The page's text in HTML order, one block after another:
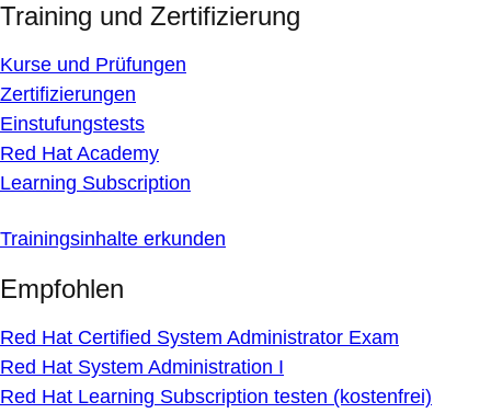
Training und Zertifizierung
Kurse und Prüfungen
Zertifizierungen
Einstufungstests
Red Hat Academy
Learning Subscription
Trainingsinhalte erkunden
Empfohlen
Red Hat Certified System Administrator Exam
Red Hat System Administration I
Red Hat Learning Subscription testen (kostenfrei)